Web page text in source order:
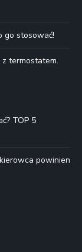
go stosować!
termostatem.
TOP 5
powinien